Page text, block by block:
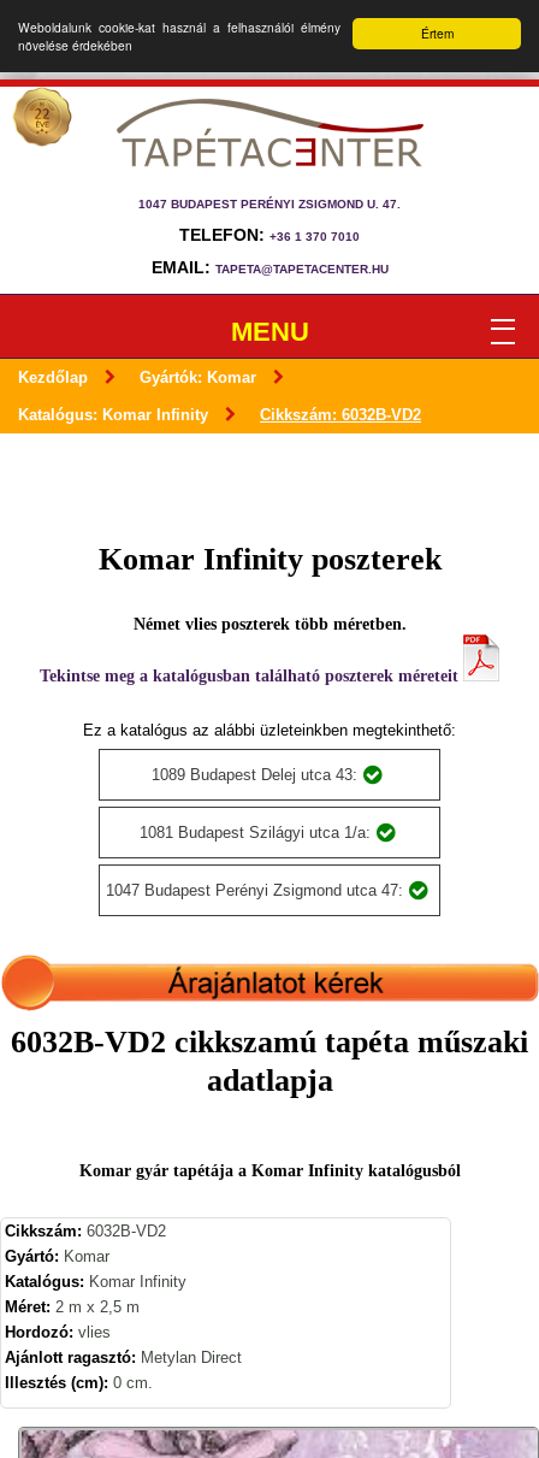
Értem
Weboldalunk cookie-kat használ a felhasználói élmény
növelése érdekében
1047 BUDAPEST PERÉNYI ZSIGMOND U. 47.
TELEFON: +36 1 370 7010
EMAIL: TAPETA@TAPETACENTER.HU
MENU
Kezdőlap Gyártók: Komar
Katalógus: Komar Infinity Cikkszám: 6032B-VD2
Komar Infinity poszterek
Német vlies poszterek több méretben.
Tekintse meg a katalógusban található poszterek méreteit
Ez a katalógus az alábbi üzleteinkben megtekinthető:
1089 Budapest Delej utca 43:
1081 Budapest Szilágyi utca 1/a:
1047 Budapest Perényi Zsigmond utca 47:
6032B-VD2 cikkszamú tapéta műszaki
adatlapja
Komar gyár tapétája a Komar Infinity katalógusból
Cikkszám: 6032B-VD2
Gyártó: Komar
Katalógus: Komar Infinity
Méret: 2 m x 2,5 m
Hordozó: vlies
Ajánlott ragasztó: Metylan Direct
Illesztés (cm): 0 cm.